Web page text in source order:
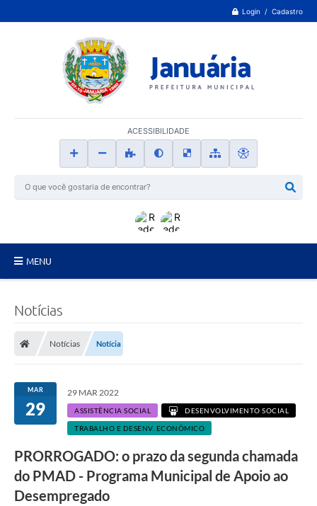
Login / Cadastro
ACESSIBILIDADE
MENU
Secretarias
Tributos
Transparência Pública
Contratos
Notícias
Notícias Notícia
MAR
29
29 MAR 2022
ASSISTÊNCIA SOCIAL DESENVOLVIMENTO SOCIAL
TRABALHO E DESENV. ECONÔMICO
PRORROGADO: o prazo da segunda chamada
do PMAD - Programa Municipal de Apoio ao
Desempregado